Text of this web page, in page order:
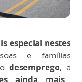
especial nestes
e famílias
desemprego, a
ainda mais